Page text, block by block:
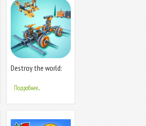
Destroy the world:
Подробнее...